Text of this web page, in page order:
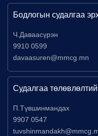
Бодлогын судалгаа
Ч.Даваасүрэн
9910 0599
davaasuren@mmcg.mn
Судалгаа
П.Түвшинмандах
9907 0547